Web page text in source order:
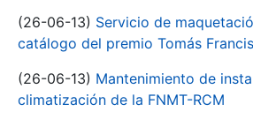
(26-06-13) Servicio de
catálogo del premio Tomás
(26-06-13) Mantenimiento de
climatización de la FNMT-RCM